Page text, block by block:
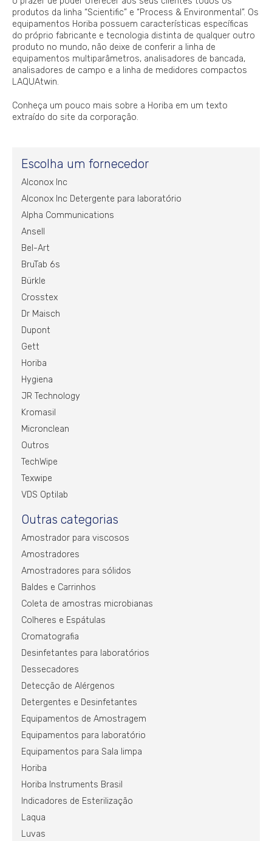
produtos da linha “Scientific” e “Process & Environmental”. Os
equipamentos Horiba possuem características específicas
do próprio fabricante e tecnologia distinta de qualquer outro
produto no mundo, não deixe de conferir a linha de
equipamentos multiparâmetros, analisadores de bancada,
analisadores de campo e a linha de medidores compactos
LAQUAtwin.
Conheça um pouco mais sobre a Horiba em um texto
extraído do site da corporação.
Escolha um fornecedor
Alconox Inc
Alconox Inc Detergente para laboratório
Alpha Communications
Ansell
Bel-Art
BruTab 6s
Bürkle
Crosstex
Dr Maisch
Dupont
Gett
Horiba
Hygiena
JR Technology
Kromasil
Micronclean
Outros
TechWipe
Texwipe
VDS Optilab
Outras categorias
Amostrador para viscosos
Amostradores
Amostradores para sólidos
Baldes e Carrinhos
Coleta de amostras microbianas
Colheres e Espátulas
Cromatografia
Desinfetantes para laboratórios
Dessecadores
Detecção de Alérgenos
Detergentes e Desinfetantes
Equipamentos de Amostragem
Equipamentos para laboratório
Equipamentos para Sala limpa
Horiba
Horiba Instruments Brasil
Indicadores de Esterilização
Laqua
Luvas